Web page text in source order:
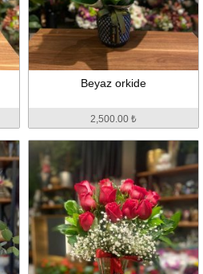
Beyaz orkide
2,500.00 ₺